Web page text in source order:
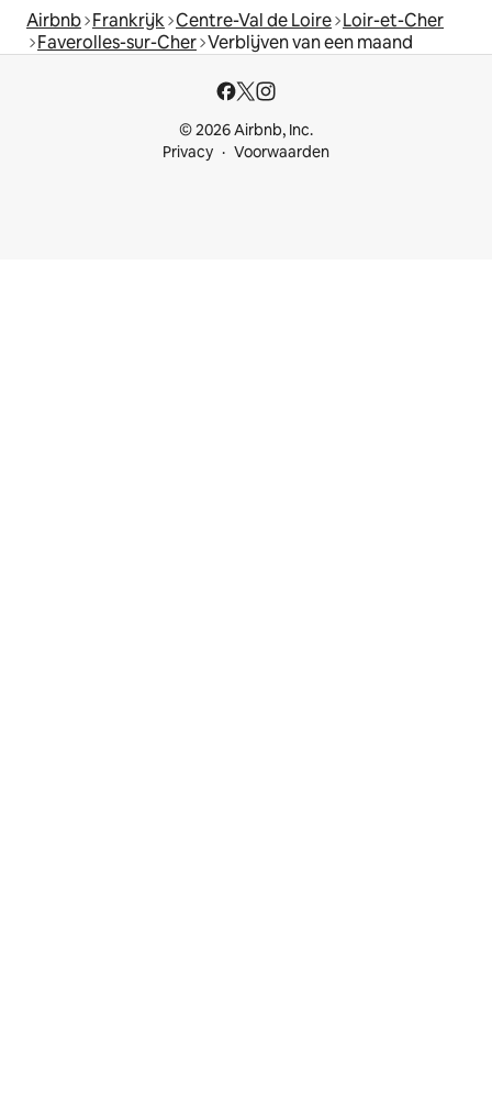
Airbnb Frankrijk Centre-Val de Loire Loir-et-Cher
Faverolles-sur-Cher Verblijven van een maand
© 2026 Airbnb, Inc.
Privacy
Voorwaarden